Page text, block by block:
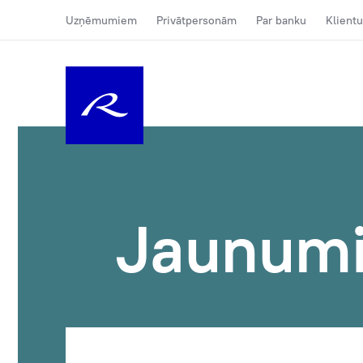
Uzņēmumiem Privātpersonām Par banku